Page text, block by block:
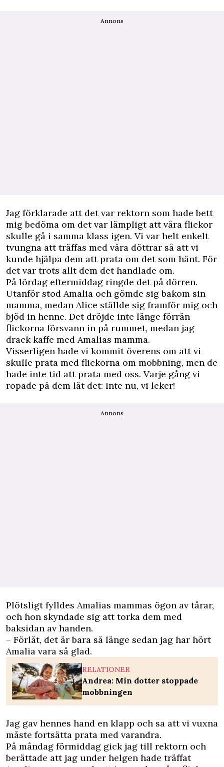
Annons
Jag förklarade att det var rektorn som hade bett
mig bedöma om det var lämpligt att våra flickor
skulle gå i samma klass igen. Vi var helt enkelt
tvungna att träffas med våra döttrar så att vi
kunde hjälpa dem att prata om det som hänt. För
det var trots allt dem det handlade om.
På lördag eftermiddag ringde det på dörren.
Utanför stod Amalia och gömde sig bakom sin
mamma, medan Alice ställde sig framför mig och
bjöd in henne. Det dröjde inte länge förrän
flickorna försvann in på rummet, medan jag
drack kaffe med Amalias mamma.
Visserligen hade vi kommit överens om att vi
skulle prata med flickorna om mobbning, men de
hade inte tid att prata med oss. Varje gång vi
ropade på dem lät det: Inte nu, vi leker!
Annons
Plötsligt fylldes Amalias mammas ögon av tårar,
och hon skyndade sig att torka dem med
baksidan av handen.
– Förlåt, det är bara så länge sedan jag har hört
Amalia vara så glad.
RELATIONER
Andrea: Min dotter stoppade
mobbningen
Jag gav hennes hand en klapp och sa att vi vuxna
måste fortsätta prata med varandra.
På måndag förmiddag gick jag till rektorn och
berättade att jag under helgen hade träffat